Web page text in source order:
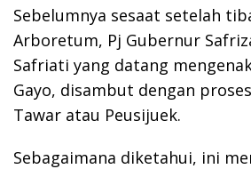
Sebelumnya sesaat setelah
Arboretum, Pj Gubernur
Safriati yang datang
Gayo, disambut dengan
Tawar atau Peusijuek.
Sebagaimana diketahui, ini